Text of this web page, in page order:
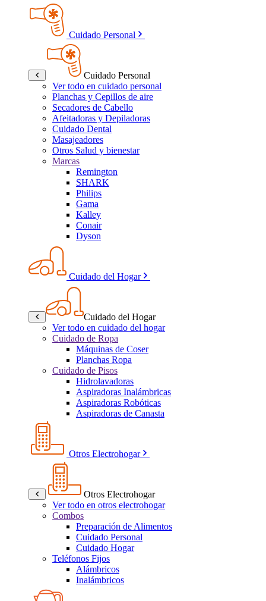
Cuidado Personal
Cuidado Personal
Ver todo en cuidado personal
Planchas y Cepillos de aire
Secadores de Cabello
Afeitadoras y Depiladoras
Cuidado Dental
Masajeadores
Otros Salud y bienestar
Marcas
Remington
SHARK
Philips
Gama
Kalley
Conair
Dyson
Cuidado del Hogar
Cuidado del Hogar
Ver todo en cuidado del hogar
Cuidado de Ropa
Máquinas de Coser
Planchas Ropa
Cuidado de Pisos
Hidrolavadoras
Aspiradoras Inalámbricas
Aspiradoras Robóticas
Aspiradoras de Canasta
Otros Electrohogar
Otros Electrohogar
Ver todo en otros electrohogar
Combos
Preparación de Alimentos
Cuidado Personal
Cuidado Hogar
Teléfonos Fijos
Alámbricos
Inalámbricos